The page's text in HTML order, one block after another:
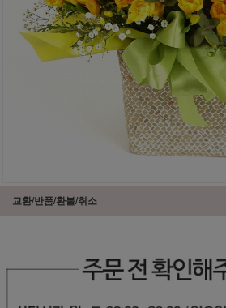
교환/반품/환불/취소